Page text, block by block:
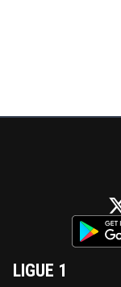
LIGUE 1